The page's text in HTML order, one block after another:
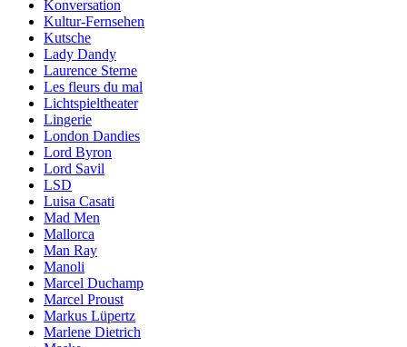
Konversation
Kultur-Fernsehen
Kutsche
Lady Dandy
Laurence Sterne
Les fleurs du mal
Lichtspieltheater
Lingerie
London Dandies
Lord Byron
Lord Savil
LSD
Luisa Casati
Mad Men
Mallorca
Man Ray
Manoli
Marcel Duchamp
Marcel Proust
Markus Lüpertz
Marlene Dietrich